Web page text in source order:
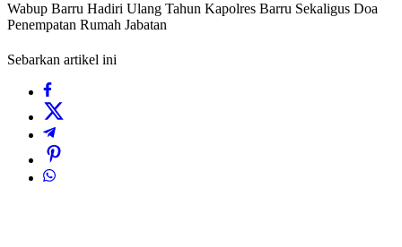
Wabup Barru Hadiri Ulang Tahun Kapolres Barru Sekaligus Doa
Penempatan Rumah Jabatan
Sebarkan artikel ini